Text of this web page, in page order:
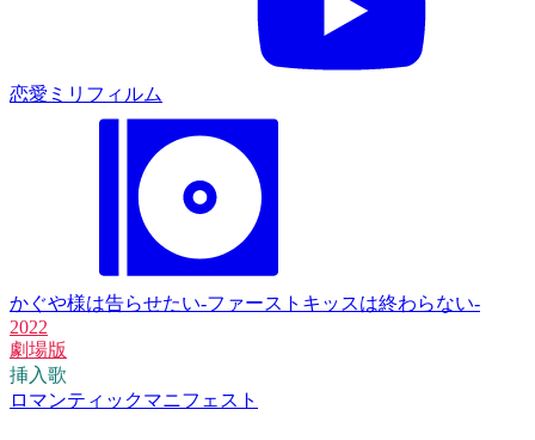
恋愛ミリフィルム
かぐや様は告らせたい-ファーストキッスは終わらない-
2022
劇場版
挿入歌
ロマンティックマニフェスト